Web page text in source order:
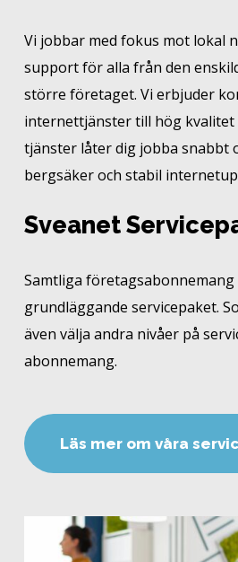
Vi jobbar med fokus mot lokal
support för alla från den
större företaget. Vi erbjuder
internettjänster till hög kvalitet
tjänster låter dig jobba snabbt
bergsäker och stabil
Sveanet
Samtliga
grundläggande servicepaket.
även välja andra nivåer på
abonnemang.
Läs mer om våra servic